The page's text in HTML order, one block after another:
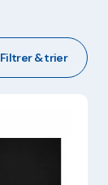
Filtrer & trier